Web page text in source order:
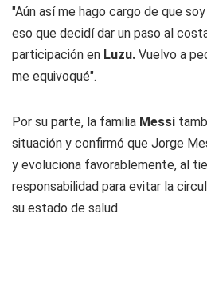
"Aún así me hago cargo de que
eso que decidí dar un paso al
participación en Luzu. Vuelvo a
me equivoqué".
Por su parte, la familia Messi
situación y confirmó que Jorge
y evoluciona favorablemente, al
responsabilidad para evitar la
su estado de salud.